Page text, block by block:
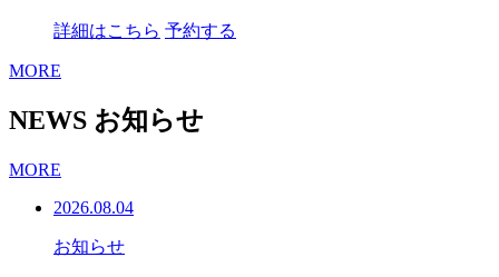
詳細はこちら 予約する
MORE
NEWS お知らせ
MORE
2026.08.04
お知らせ